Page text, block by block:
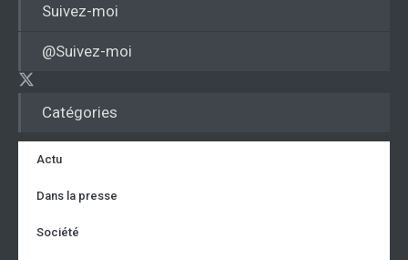
Catégories
Actu
Dans la presse
Société
Suivez-moi
@Suivez-moi